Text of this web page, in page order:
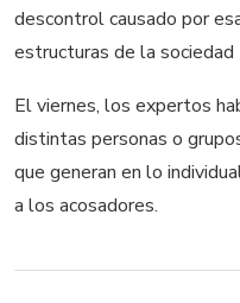
descontrol causado por
estructuras de la sociedad
El viernes, los expertos
distintas personas o
que generan en lo
a los acosadores.